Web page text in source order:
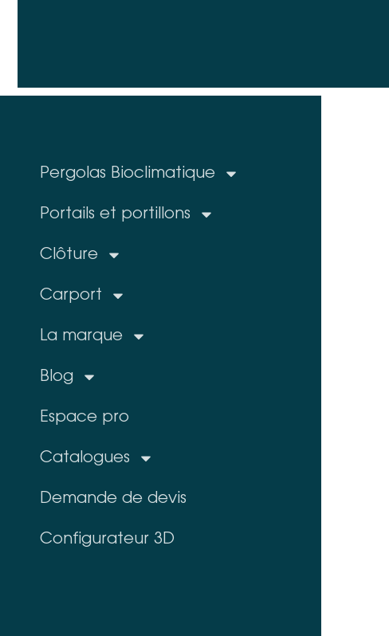
Pergolas Bioclimatique
Portails et portillons
Clôture
Carport
La marque
Blog
Espace pro
Catalogues
Demande de devis
Configurateur 3D